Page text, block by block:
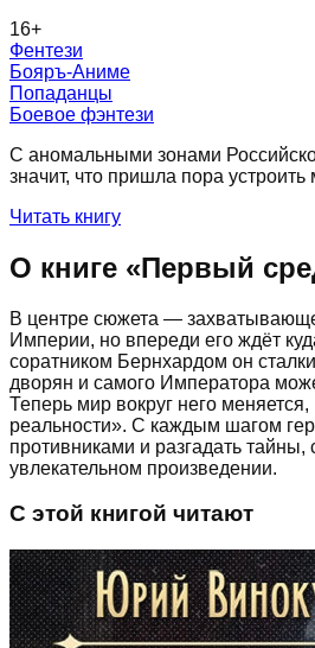
16+
Фентези
Бояръ-Аниме
Попаданцы
Боевое фэнтези
С аномальными зонами
значит, что пришла пора
Читать книгу
О книге «Первый
В центре сюжета —
Империи, но впереди его ждёт
соратником Бернхардом он
дворян и самого Императора
Теперь мир вокруг него
реальности». С каждым шагом
противниками и разгадать
увлекательном произведении.
С этой книгой читают